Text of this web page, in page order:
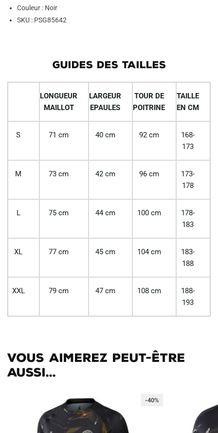
Couleur : Noir
SKU : PSG85642
GUIDES DES TAILLES
LONGUEUR
MAILLOT
LARGEUR
EPAULES
TOUR DE
POITRINE
TAILLE
EN CM
S 71 cm 40 cm 92 cm
168-
173
M 73 cm 42 cm 96 cm
173-
178
L 75 cm 44 cm 100 cm
178-
183
XL 77 cm 45 cm 104 cm
183-
188
XXL 79 cm 47 cm 108 cm
188-
193
Vous aimerez peut-être
aussi...
-40%